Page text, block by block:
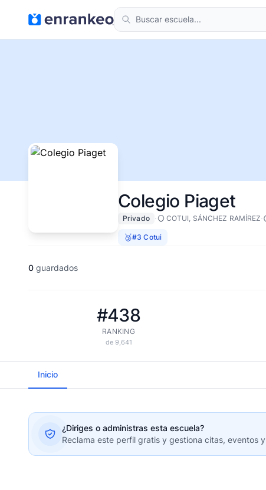
Colegio Piaget
Privado · COTUI, SÁNCHEZ RAMÍREZ·
🥉#3 Cotui
0 guardados
#438
RANKING
de 9,641
Inicio
¿Diriges o administras esta escuela?
Reclama este perfil gratis y gestiona citas, eventos